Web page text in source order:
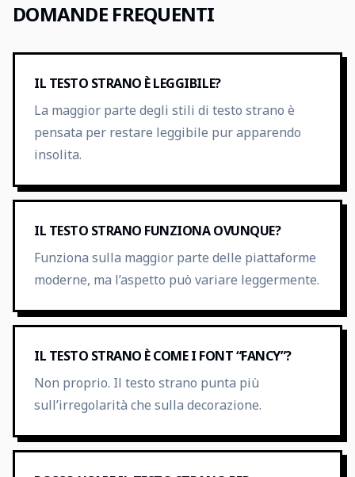
DOMANDE FREQUENTI
IL TESTO STRANO È LEGGIBILE?
La maggior parte degli stili di testo strano è
pensata per restare leggibile pur apparendo
insolita.
IL TESTO STRANO FUNZIONA OVUNQUE?
Funziona sulla maggior parte delle piattaforme
moderne, ma l’aspetto può variare leggermente.
IL TESTO STRANO È COME I FONT “FANCY”?
Non proprio. Il testo strano punta più
sull’irregolarità che sulla decorazione.